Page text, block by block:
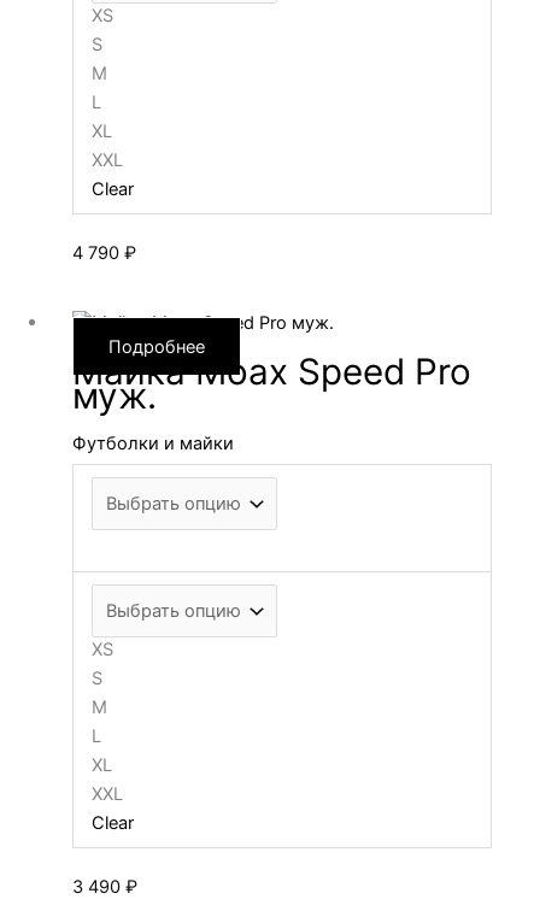
XS
S
M
L
XL
XXL
Clear
4 790 ₽
Подробнее
Майка Moax Speed Pro
муж.
Футболки и майки
XS
S
M
L
XL
XXL
Clear
3 490 ₽